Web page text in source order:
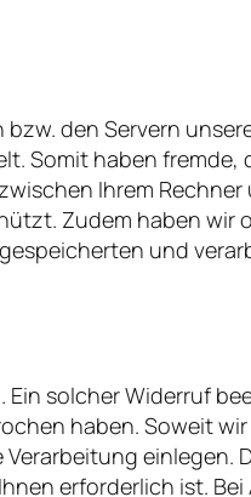
den Servern
Somit haben fremde,
Ihrem Rechner
Zudem haben wir
und
Ein solcher Widerruf
haben. Soweit
einlegen.
erforderlich ist.